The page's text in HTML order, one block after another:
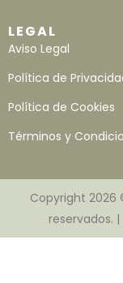
LEGAL
Aviso Legal
Política de
Política de Cookies
Términos y
Copyright 2026
reservados.